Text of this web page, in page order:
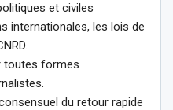
et civiles
internationales, les lois de
toutes formes
du retour rapide